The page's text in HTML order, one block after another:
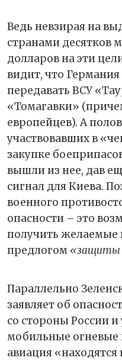
Ведь невзирая на
странами десятков
долларов на эти
видит, что
передавать ВСУ
«Томагавки»
европейцев). А
участвовавших в
закупке
вышли из нее, дав
сигнал для Киева.
военного
опасности – это
получить
предлогом «защиты
Параллельно
заявляет об
со стороны России
мобильные огневые
авиация «находятся